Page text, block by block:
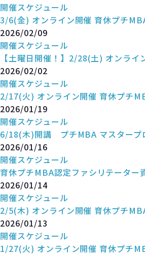
開催スケジュール
3/6(金) オンライン開催 育休プチ
2026/02/09
開催スケジュール
【土曜日開催！】2/28(土) オンライ
2026/02/02
開催スケジュール
2/17(火) オンライン開催 育休プチ
2026/01/19
開催スケジュール
6/18(木)開講 プチMBA マスタープ
2026/01/16
開催スケジュール
育休プチMBA認定ファシリテータ
2026/01/14
開催スケジュール
2/5(木) オンライン開催 育休プチ
2026/01/13
開催スケジュール
1/27(火) オンライン開催 育休プチ